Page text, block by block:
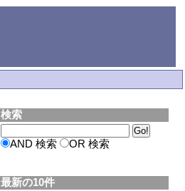
検索
AND 検索 OR 検索
最新の10件